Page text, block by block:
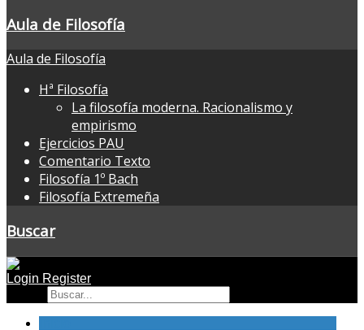
Aula de Filosofía
Aula de Filosofía
Hª Filosofía
La filosofía moderna. Racionalismo y
empirismo
Ejercicios PAU
Comentario Texto
Filosofía 1º Bach
Filosofía Extremeña
Buscar
Login Register